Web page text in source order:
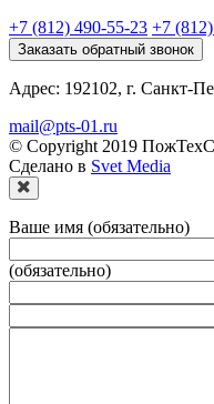
+7 (812) 490-55-23 +7
Заказать обратный звонок
Адрес: 192102, г. Санкт-
mail@pts-01.ru
© Copyright 2019
Сделано в Svet Media
Ваше имя (обязательно)
(обязательно)